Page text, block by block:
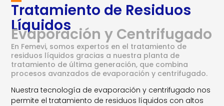
Tratamiento de Residuos
Líquidos
Evaporación y Centrifugado
En Femevi, somos expertos en el tratamiento de
residuos líquidos gracias a nuestra planta de
tratamiento de última generación, que combina
procesos avanzados de evaporación y centrifugado.
Nuestra tecnología de evaporación y centrifugado nos
permite el tratamiento de residuos líquidos con altos